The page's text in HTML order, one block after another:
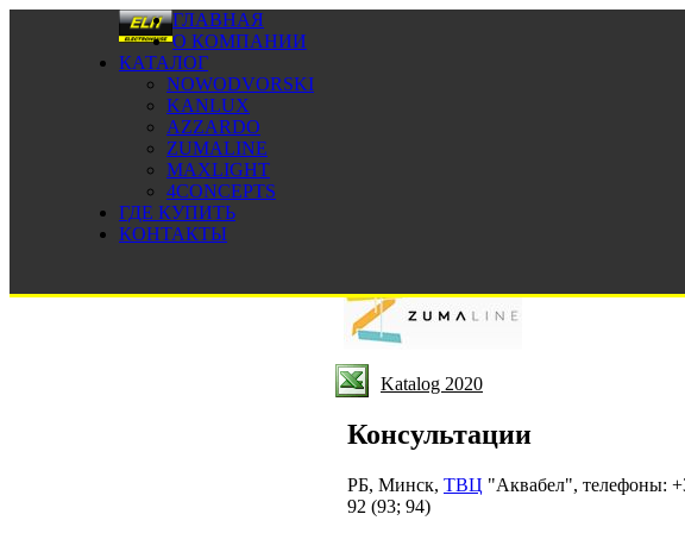
ГЛАВНАЯ
О КОМПАНИИ
КАТАЛОГ
NOWODVORSKI
KANLUX
AZZARDO
ZUMALINE
MAXLIGHT
4CONCEPTS
ГДЕ КУПИТЬ
КОНТАКТЫ
ООО "Электрохауз"
Katalog 2020
Консультации
РБ, Минск, ТВЦ "Аквабел", телефоны:
92 (93; 94)